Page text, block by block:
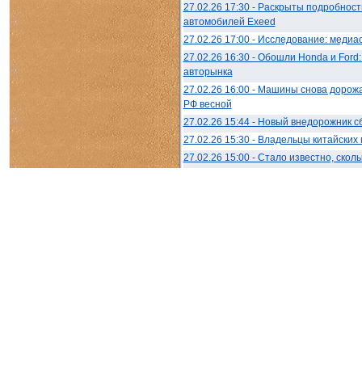
27.02.26 17:30 - Раскрыты
автомобилей Exeed
27.02.26 17:00 - Исследование:
27.02.26 16:30 - Обошли Honda и Ford:
авторынка
27.02.26 16:00 - Машины снова
РФ весной
27.02.26 15:44 - Новый внедорожник
27.02.26 15:30 - Владельцы
27.02.26 15:00 - Стало известно,